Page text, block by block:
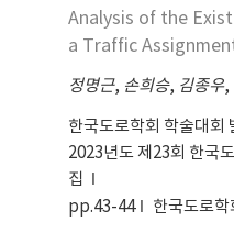
classes and
each road link
ASHTTO(American
Highway and
up scenarios with
installations in
how the traffic
after the
Analysis of the
a Traffic
정명근, 손희승, 김종우,
한국도로학회 학술대회
2023년도 제23회 한국
집
pp.43-44
한국도로학